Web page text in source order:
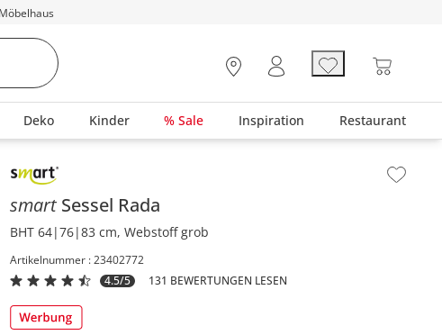
Deko Kinder % Sale Inspiration Restaurant
Inhalt der Seitenleiste überspringen - Zum Seitenende
smart Sessel Rada
BHT 64|76|83 cm, Webstoff grob
Artikelnummer : 23402772
4.5/5
131 BEWERTUNGEN LESEN